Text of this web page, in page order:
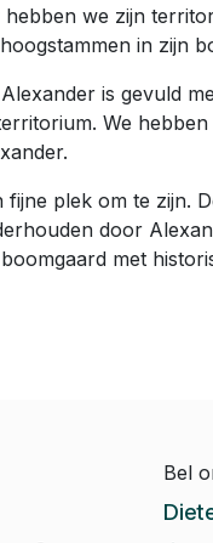
we zijn
in zijn
is gevuld
We
fijne plek om te zijn.
door
met
Bel